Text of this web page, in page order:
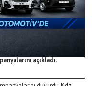
açıkladı.